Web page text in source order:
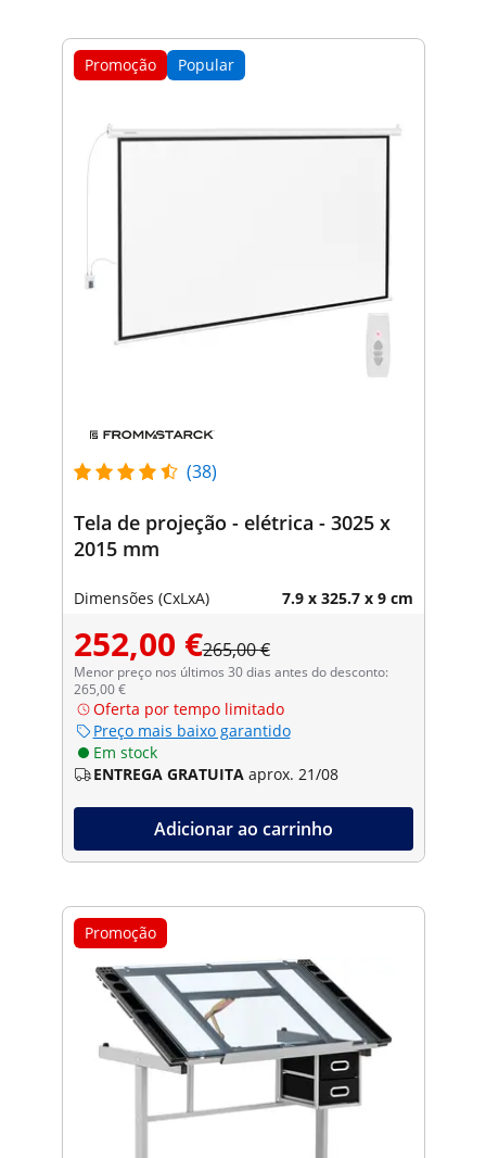
Promoção Popular
(38)
Tela de projeção - elétrica - 3025 x
2015 mm
Dimensões (CxLxA) 7.9 x 325.7 x 9 cm
252,00 €265,00 €
Menor preço nos últimos 30 dias antes do desconto:
265,00 €
Oferta por tempo limitado
Preço mais baixo garantido
Em stock
ENTREGA GRATUITA aprox. 21/08
Adicionar ao carrinho
Promoção